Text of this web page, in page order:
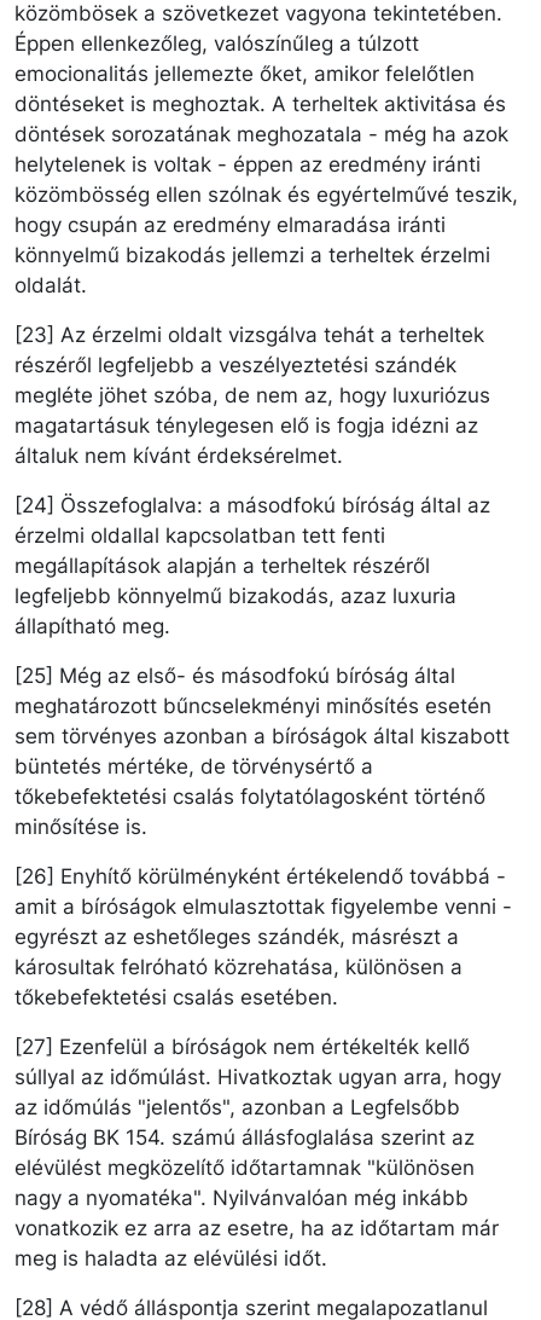
közömbösek a szövetkezet vagyona tekintetében.
Éppen ellenkezőleg, valószínűleg a túlzott
emocionalitás jellemezte őket, amikor felelőtlen
döntéseket is meghoztak. A terheltek aktivitása és
döntések sorozatának meghozatala - még ha azok
helytelenek is voltak - éppen az eredmény iránti
közömbösség ellen szólnak és egyértelművé teszik,
hogy csupán az eredmény elmaradása iránti
könnyelmű bizakodás jellemzi a terheltek érzelmi
oldalát.
[23] Az érzelmi oldalt vizsgálva tehát a terheltek
részéről legfeljebb a veszélyeztetési szándék
megléte jöhet szóba, de nem az, hogy luxuriózus
magatartásuk ténylegesen elő is fogja idézni az
általuk nem kívánt érdeksérelmet.
[24] Összefoglalva: a másodfokú bíróság által az
érzelmi oldallal kapcsolatban tett fenti
megállapítások alapján a terheltek részéről
legfeljebb könnyelmű bizakodás, azaz luxuria
állapítható meg.
[25] Még az első- és másodfokú bíróság által
meghatározott bűncselekményi minősítés esetén
sem törvényes azonban a bíróságok által kiszabott
büntetés mértéke, de törvénysértő a
tőkebefektetési csalás folytatólagosként történő
minősítése is.
[26] Enyhítő körülményként értékelendő továbbá -
amit a bíróságok elmulasztottak figyelembe venni -
egyrészt az eshetőleges szándék, másrészt a
károsultak felróható közrehatása, különösen a
tőkebefektetési csalás esetében.
[27] Ezenfelül a bíróságok nem értékelték kellő
súllyal az időmúlást. Hivatkoztak ugyan arra, hogy
az időmúlás "jelentős", azonban a Legfelsőbb
Bíróság BK 154. számú állásfoglalása szerint az
elévülést megközelítő időtartamnak "különösen
nagy a nyomatéka". Nyilvánvalóan még inkább
vonatkozik ez arra az esetre, ha az időtartam már
meg is haladta az elévülési időt.
[28] A védő álláspontja szerint megalapozatlanul